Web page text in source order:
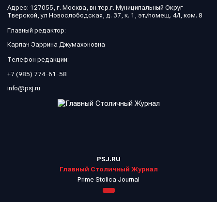
PSJ.RU
Главный Столичный Журнал
Prime Stolica Journal
Адрес: 127055, г. Москва, вн.тер.г. Муниципальный Округ
Тверской, ул Новослободская, д. 37, к. 1, эт./помещ. 4/I, ком. 8
Главный редактор:
Карпач Заррина Джумахоновна
Телефон редакции:
+7 (985) 774-61-58
info@psj.ru